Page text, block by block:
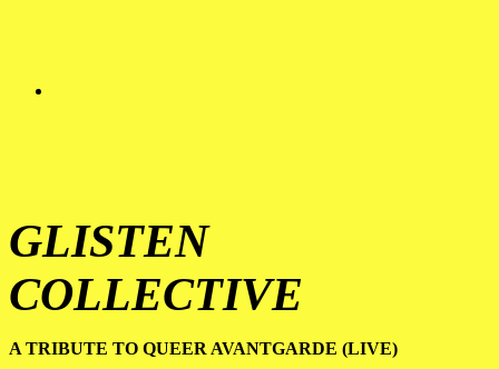
GLISTEN
COLLECTIVE
A TRIBUTE TO QUEER AVANTGARDE (LIVE)